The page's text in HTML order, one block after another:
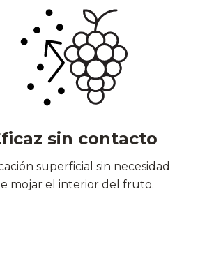
sin contacto
superficial sin necesidad
mojar el interior del fruto.